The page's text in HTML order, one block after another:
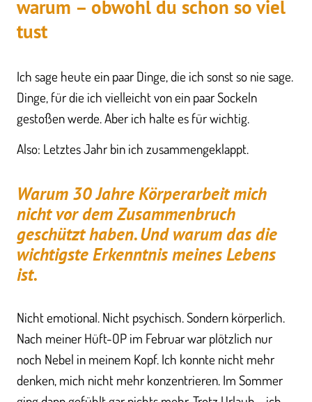
warum – obwohl du schon so viel
tust
Ich sage heute ein paar Dinge, die ich sonst so nie sage.
Dinge, für die ich vielleicht von ein paar Sockeln
gestoßen werde. Aber ich halte es für wichtig.
Also: Letztes Jahr bin ich zusammengeklappt.
Warum 30 Jahre Körperarbeit mich
nicht vor dem Zusammenbruch
geschützt haben. Und warum das die
wichtigste Erkenntnis meines Lebens
ist.
Nicht emotional. Nicht psychisch. Sondern körperlich.
Nach meiner Hüft-OP im Februar war plötzlich nur
noch Nebel in meinem Kopf. Ich konnte nicht mehr
denken, mich nicht mehr konzentrieren. Im Sommer